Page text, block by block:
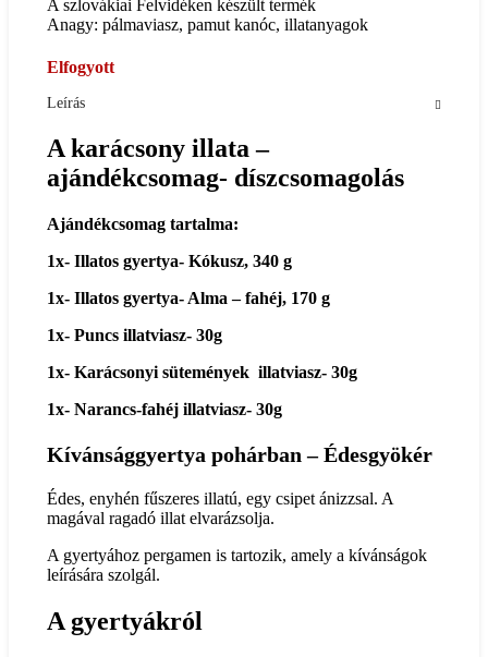
A szlovákiai Felvidéken készült termék
Anagy: pálmaviasz, pamut kanóc, illatanyagok
Elfogyott
Leírás
A karácsony illata –
ajándékcsomag- díszcsomagolás
Ajándékcsomag tartalma:
1x- Illatos gyertya- Kókusz, 340 g
1x- Illatos gyertya- Alma – fahéj, 170 g
1x- Puncs illatviasz- 30g
1x- Karácsonyi sütemények illatviasz- 30g
1x- Narancs-fahéj illatviasz- 30g
Kívánsággyertya pohárban – Édesgyökér
Édes, enyhén fűszeres illatú, egy csipet ánizzsal. A
magával ragadó illat elvarázsolja.
A gyertyához pergamen is tartozik, amely a kívánságok
leírására szolgál.
A gyertyákról